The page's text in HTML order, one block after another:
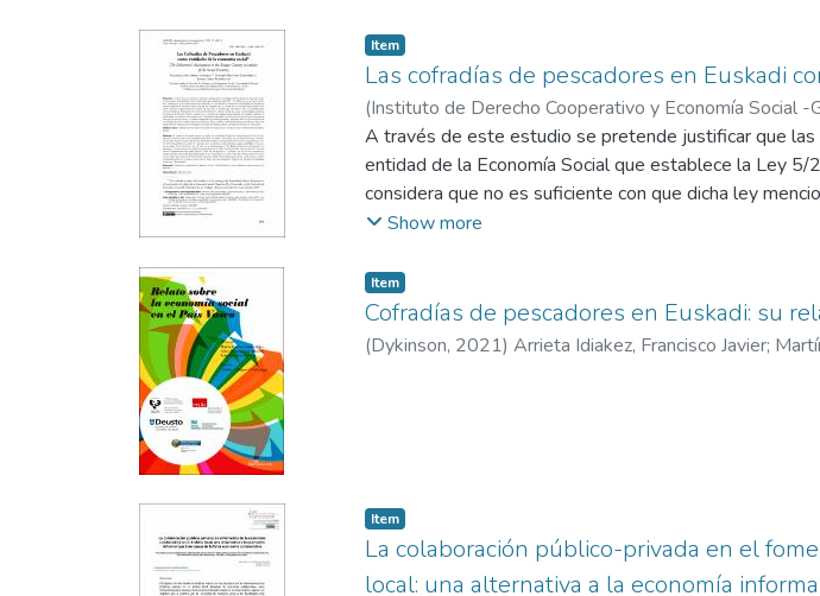
Item
Las cofradías de pescadores en Euskadi
(Instituto de Derecho Cooperativo y Economía Social -
Etxeberria, Gonzalo;López Rodríguez, Josune
A través de este estudio se pretende justificar que
entidad de la Economía Social que establece la Ley
considera que no es suficiente con que dicha ley
Social, sino que es necesario que, en la práctica, se
principalmente, para demostrar que, pese a su
principio de independencia respecto a los poderes
Pescadores cumplen con el resto de principios
Show more
Item
Cofradías de pescadores en Euskadi: su
(Dykinson, 2021) Arrieta Idiakez, Francisco Javier;
Item
La colaboración público-privada en el
local: una alternativa a la economía